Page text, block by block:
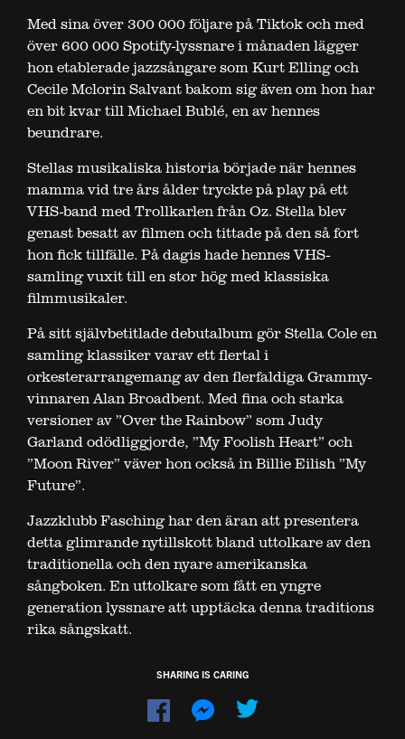
Med sina över 300 000 följare på Tiktok och med
över 600 000 Spotify-lyssnare i månaden lägger
hon etablerade jazzsångare som Kurt Elling och
Cecile Mclorin Salvant bakom sig även om hon har
en bit kvar till Michael Bublé, en av hennes
beundrare.
Stellas musikaliska historia började när hennes
mamma vid tre års ålder tryckte på play på ett
VHS-band med Trollkarlen från Oz. Stella blev
genast besatt av filmen och tittade på den så fort
hon fick tillfälle. På dagis hade hennes VHS-
samling vuxit till en stor hög med klassiska
filmmusikaler.
På sitt självbetitlade debutalbum gör Stella Cole en
samling klassiker varav ett flertal i
orkesterarrangemang av den flerfaldiga Grammy-
vinnaren Alan Broadbent. Med fina och starka
versioner av ”Over the Rainbow” som Judy
Garland odödliggjorde, ”My Foolish Heart” och
”Moon River” väver hon också in Billie Eilish ”My
Future”.
Jazzklubb Fasching har den äran att presentera
detta glimrande nytillskott bland uttolkare av den
traditionella och den nyare amerikanska
sångboken. En uttolkare som fått en yngre
generation lyssnare att upptäcka denna traditions
rika sångskatt.
SHARING IS CARING
Dela
Dela